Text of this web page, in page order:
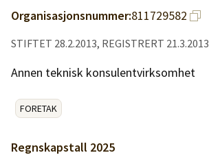
Kjøpe lister
Priser
Logg inn
Organisasjonsnummer:811729582
STIFTET 28.2.2013, REGISTRERT 21.3.2013
Annen teknisk konsulentvirksomhet
FORETAK
Regnskapstall 2025